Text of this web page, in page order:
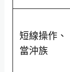
短線操作、
當沖族